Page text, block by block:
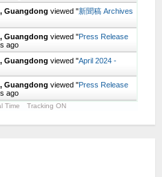
Guangdong viewed "新聞稿 Archives
Guangdong viewed "Press Release
ago
Guangdong viewed "April 2024 -
Guangdong viewed "Press Release
ago
Time Tracking ON